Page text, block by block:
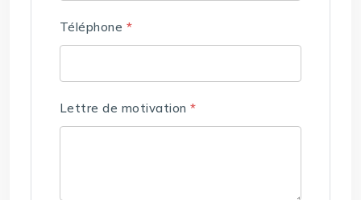
Téléphone *
Lettre de motivation*